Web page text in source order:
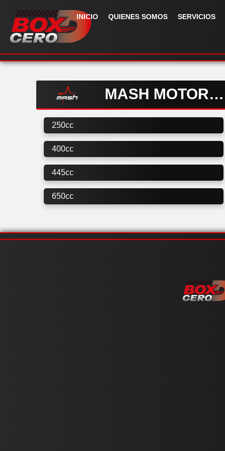
INICIO QUIENES SOMOS SERVICIOS
MASH MOTORCYCLE
250cc
400cc
445cc
650cc